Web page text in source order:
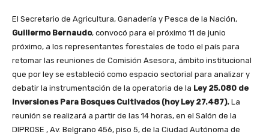
El Secretario de Agricultura, Ganadería y Pesca de la Nación,
Guillermo Bernaudo, convocó para el próximo 11 de junio
próximo, a los representantes forestales de todo el país para
retomar las reuniones de Comisión Asesora, ámbito institucional
que por ley se estableció como espacio sectorial para analizar y
debatir la instrumentación de la operatoria de la Ley 25.080 de
Inversiones Para Bosques Cultivados (hoy Ley 27.487). La
reunión se realizará a partir de las 14 horas, en el Salón de la
DIPROSE , Av. Belgrano 456, piso 5, de la Ciudad Autónoma de